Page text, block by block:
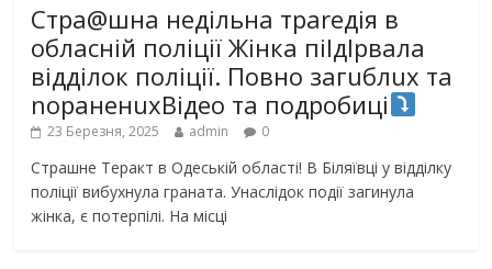
Стра@шна недільна траrедія в
обласній поліції Жінка піlдlрвала
відділок поліції. Повно загuблuх та
nораненuхВідео та подробиці
23 Березня, 2025 admin 0
Страшне Теракт в Одеській області! В Біляївці у відділку
поліції вибухнула граната. Унаслідок події загинула
жінка, є потерпілі. На місці